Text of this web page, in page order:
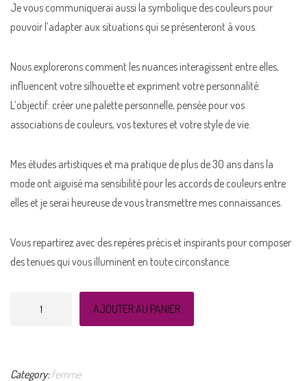
Je vous communiquerai aussi la symbolique des couleurs pour
pouvoir l’adapter aux situations qui se présenteront à vous.
Nous explorerons comment les nuances interagissent entre elles,
influencent votre silhouette et expriment votre personnalité.
L’objectif: créer une palette personnelle, pensée pour vos
associations de couleurs, vos textures et votre style de vie.
Mes études artistiques et ma pratique de plus de 30 ans dans la
mode ont aiguisé ma sensibilité pour les accords de couleurs entre
elles et je serai heureuse de vous transmettre mes connaissances.
Vous repartirez avec des repères précis et inspirants pour composer
des tenues qui vous illuminent en toute circonstance.
DES
AJOUTER AU PANIER
Category: femme